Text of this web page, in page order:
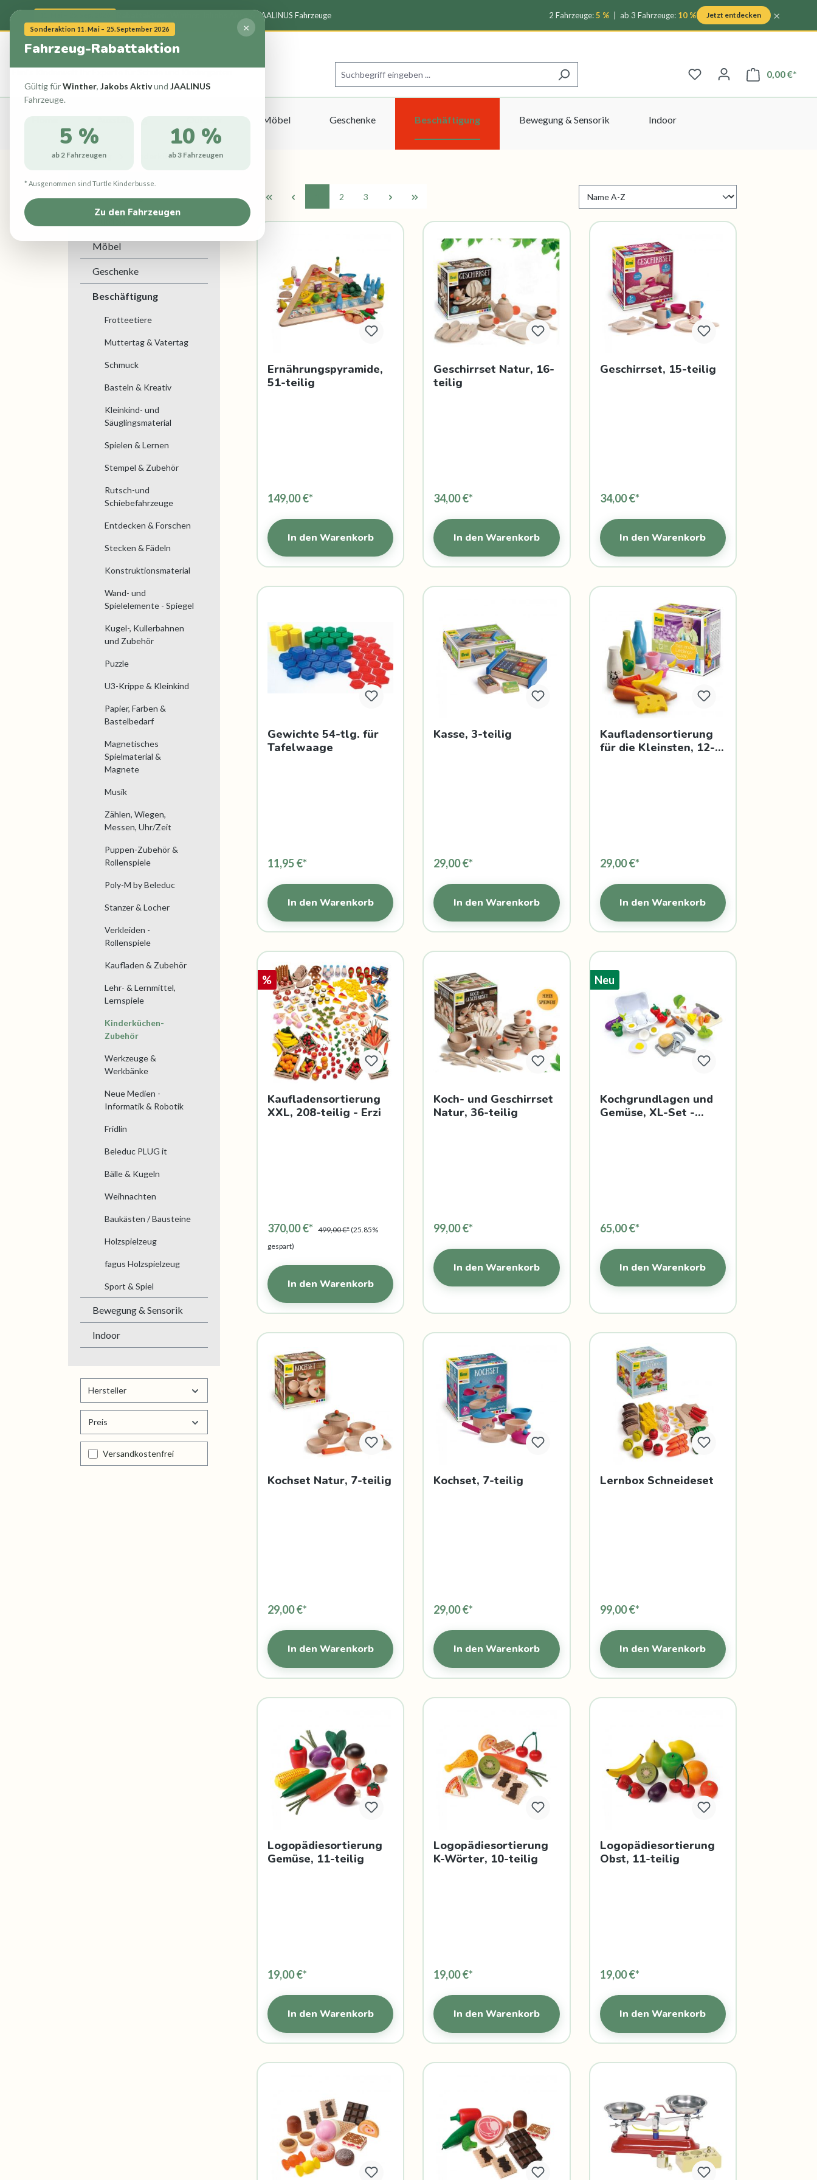
Zur Hauptnavigation springen Winther, Jakobs Aktiv & JAALINUS Fahrzeuge 2 Fahrzeuge:5 % | ab 3 Fahrzeuge: 10 % Jetzt entdecken ×
Sonderaktion 11. Mai – 25. September 2026
Fahrzeug-Rabattaktion
×
Gültig fürWinther, Jakobs Aktivund JAALINUS
Fahrzeuge.
5 %
ab 2 Fahrzeugen
10 %
ab 3 Fahrzeugen
* Ausgenommen sind Turtle Kinderbusse.
Zu den Fahrzeugen
0,00 €*
Möbel Geschenke Beschäftigung Bewegung & Sensorik Indoor
Beschäftigung Kinderküchen-Zubehör
Ausstattung
Möbel
Geschenke
Beschäftigung
Frotteetiere
Muttertag & Vatertag
Schmuck
Basteln & Kreativ
Kleinkind- und
Säuglingsmaterial
Spielen & Lernen
Stempel & Zubehör
Rutsch-und
Schiebefahrzeuge
Entdecken & Forschen
Stecken & Fädeln
Konstruktionsmaterial
Wand- und
Spielelemente - Spiegel
Kugel-, Kullerbahnen
und Zubehör
Puzzle
U3-Krippe & Kleinkind
Papier, Farben &
Bastelbedarf
Magnetisches
Spielmaterial &
Magnete
Musik
Zählen, Wiegen,
Messen, Uhr/Zeit
Puppen-Zubehör &
Rollenspiele
Poly-M by Beleduc
Stanzer & Locher
Verkleiden -
Rollenspiele
Kaufladen & Zubehör
Lehr- & Lernmittel,
Lernspiele
Kinderküchen-
Zubehör
Werkzeuge &
Werkbänke
Neue Medien -
Informatik & Robotik
Fridlin
Beleduc PLUG it
Bälle & Kugeln
Weihnachten
Baukästen / Bausteine
Holzspielzeug
fagus Holzspielzeug
Sport & Spiel
Bewegung & Sensorik
Indoor
Hersteller
Preis
Filter hinzufügen: Versandkostenfrei
Versandkostenfrei
2 3
Ernährungspyramide,
51-teilig
149,00 €*
In den Warenkorb
Geschirrset Natur, 16-
teilig
34,00 €*
In den Warenkorb
Geschirrset, 15-teilig
34,00 €*
In den Warenkorb
Gewichte 54-tlg. für
Tafelwaage
11,95 €*
In den Warenkorb
Kasse, 3-teilig
29,00 €*
In den Warenkorb
Kaufladensortierung
für die Kleinsten, 12-
29,00 €*
In den Warenkorb
%
Kaufladensortierung
XXL, 208-teilig - Erzi
370,00 €* 499,00 €*(25.85%
gespart)
In den Warenkorb
Koch- und Geschirrset
Natur, 36-teilig
99,00 €*
In den Warenkorb
Neu
Kochgrundlagen und
Gemüse, XL-Set -
65,00 €*
In den Warenkorb
Kochset Natur, 7-teilig
29,00 €*
In den Warenkorb
Kochset, 7-teilig
29,00 €*
In den Warenkorb
Lernbox Schneideset
99,00 €*
In den Warenkorb
Logopädiesortierung
Gemüse, 11-teilig
19,00 €*
In den Warenkorb
Logopädiesortierung
K-Wörter, 10-teilig
19,00 €*
In den Warenkorb
Logopädiesortierung
Obst, 11-teilig
19,00 €*
In den Warenkorb